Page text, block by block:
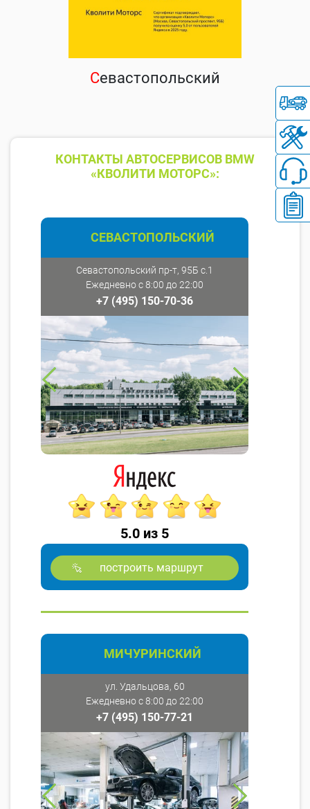
Севастопольский
КОНТАКТЫ АВТОСЕРВИСОВ BMW
«КВОЛИТИ МОТОРС»:
СЕВАСТОПОЛЬСКИЙ
Севастопольский пр-т, 95Б с.1
Ежедневно с 8:00 до 22:00
+7 (495) 150-70-36
5.0 из 5
построить маршрут
МИЧУРИНСКИЙ
ул. Удальцова, 60
Ежедневно с 8:00 до 22:00
+7 (495) 150-77-21